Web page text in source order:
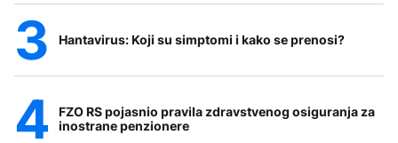
Hantavirus: Koji su simptomi i kako se prenosi?
FZO RS pojasnio pravila zdravstvenog osiguranja za
inostrane penzionere